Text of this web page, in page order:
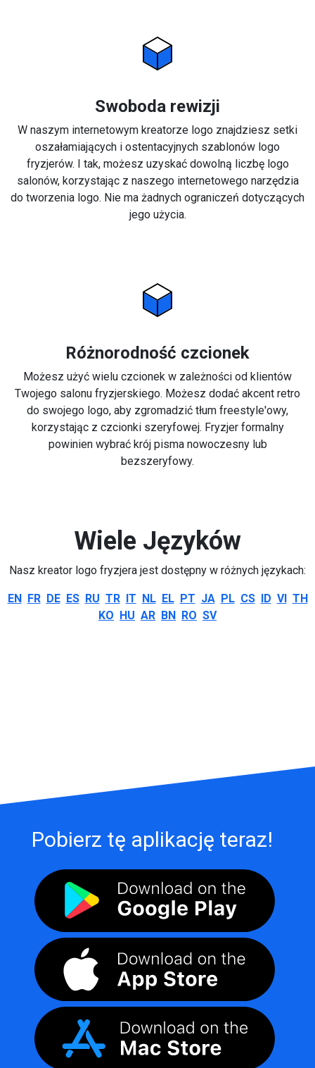
Swoboda rewizji
W naszym internetowym kreatorze logo znajdziesz setki
oszałamiających i ostentacyjnych szablonów logo
fryzjerów. I tak, możesz uzyskać dowolną liczbę logo
salonów, korzystając z naszego internetowego narzędzia
do tworzenia logo. Nie ma żadnych ograniczeń dotyczących
jego użycia.
Różnorodność czcionek
Możesz użyć wielu czcionek w zależności od klientów
Twojego salonu fryzjerskiego. Możesz dodać akcent retro
do swojego logo, aby zgromadzić tłum freestyle'owy,
korzystając z czcionki szeryfowej. Fryzjer formalny
powinien wybrać krój pisma nowoczesny lub
bezszeryfowy.
Wiele Języków
Nasz kreator logo fryzjera jest dostępny w różnych językach:
EN FR DE ES RU TR IT NL EL PT JA PL CS ID VI TH
KO HU AR BN RO SV
Pobierz tę aplikację teraz!